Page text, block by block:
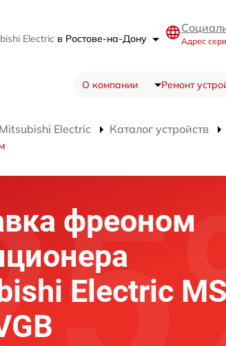
Electric в Ростове-на-Дону Адрес
О компании Ремонт
Electric Каталог устройств
фреоном
Electric